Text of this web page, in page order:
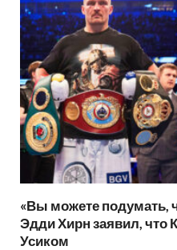
«Вы можете подумать,
Эдди Хирн заявил, что
Усиком